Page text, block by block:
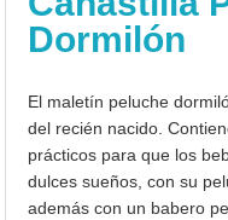
Dormilón
El maletín peluche
del recién nacido.
prácticos para que los
dulces sueños, con su
además con un babero